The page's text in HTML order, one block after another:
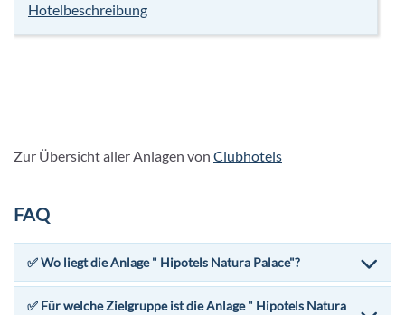
Hotelbeschreibung
Zur Übersicht aller Anlagen von Clubhotels
FAQ
✅ Wo liegt die Anlage " Hipotels Natura Palace"?
✅ Für welche Zielgruppe ist die Anlage " Hipotels Natura